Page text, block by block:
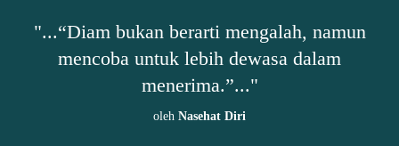
"...“Diam bukan berarti mengalah, namun
mencoba untuk lebih dewasa dalam
menerima.”..."
oleh Nasehat Diri